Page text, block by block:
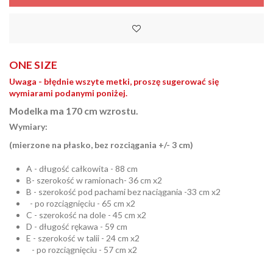
ONE SIZE
Uwaga - błędnie wszyte metki, proszę sugerować się
wymiarami podanymi poniżej.
Modelka ma 170 cm wzrostu.
Wymiary:
(mierzone na płasko, bez rozciągania +/- 3 cm)
A - długość całkowita - 88 cm
B- szerokość w ramionach- 36 cm x2
B - szerokość pod pachami bez naciągania -33 cm x2
- po rozciągnięciu - 65 cm x2
C - szerokość na dole - 45 cm x2
D - długość rękawa - 59 cm
E - szerokość w talii - 24 cm x2
- po rozciągnięciu - 57 cm x2